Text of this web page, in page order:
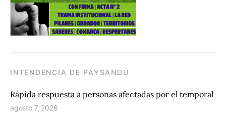
INTENDENCIA DE PAYSANDÚ
Rápida respuesta a personas afectadas por el temporal
agosto 7, 2026